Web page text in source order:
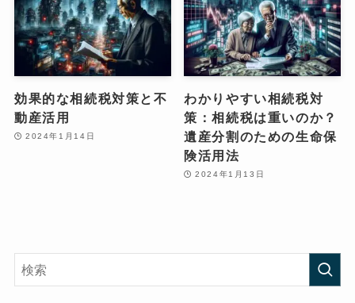
効果的な相続税対策と不
動産活用
2024年1月14日
わかりやすい相続税対
策：相続税は重いのか？
遺産分割のための生命保
険活用法
2024年1月13日